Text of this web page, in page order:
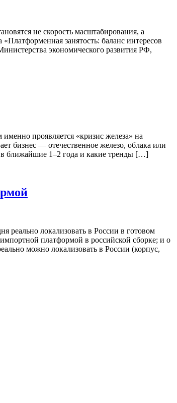
не скорость масштабирования, а
занятость: баланс интересов
экономического развития РФ,
проявляется «кризис железа» на
бизнес — отечественное железо, облака или
в ближайшие 1–2 года и какие тренды […]
локализовать в России в готовом
платформой в российской сборке; и о
можно локализовать в России (корпус,